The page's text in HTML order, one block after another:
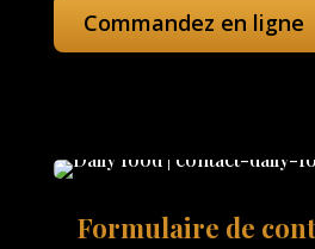
Commandez en ligne
Formulaire de